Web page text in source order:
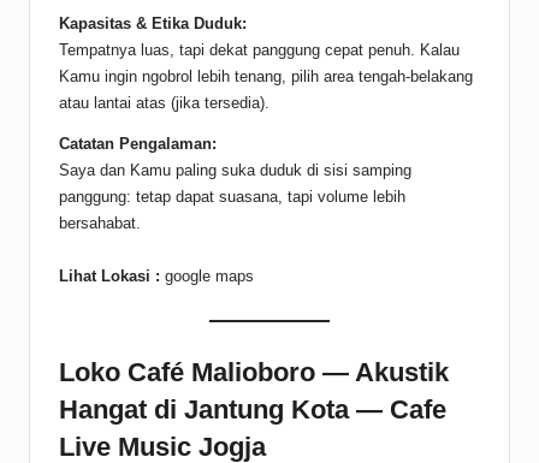
Kapasitas & Etika Duduk:
Tempatnya luas, tapi dekat panggung cepat penuh. Kalau
Kamu ingin ngobrol lebih tenang, pilih area tengah-belakang
atau lantai atas (jika tersedia).
Catatan Pengalaman:
Saya dan Kamu paling suka duduk di sisi samping
panggung: tetap dapat suasana, tapi volume lebih
bersahabat.
Lihat Lokasi : google maps
Loko Café Malioboro — Akustik
Hangat di Jantung Kota — Cafe
Live Music Jogja